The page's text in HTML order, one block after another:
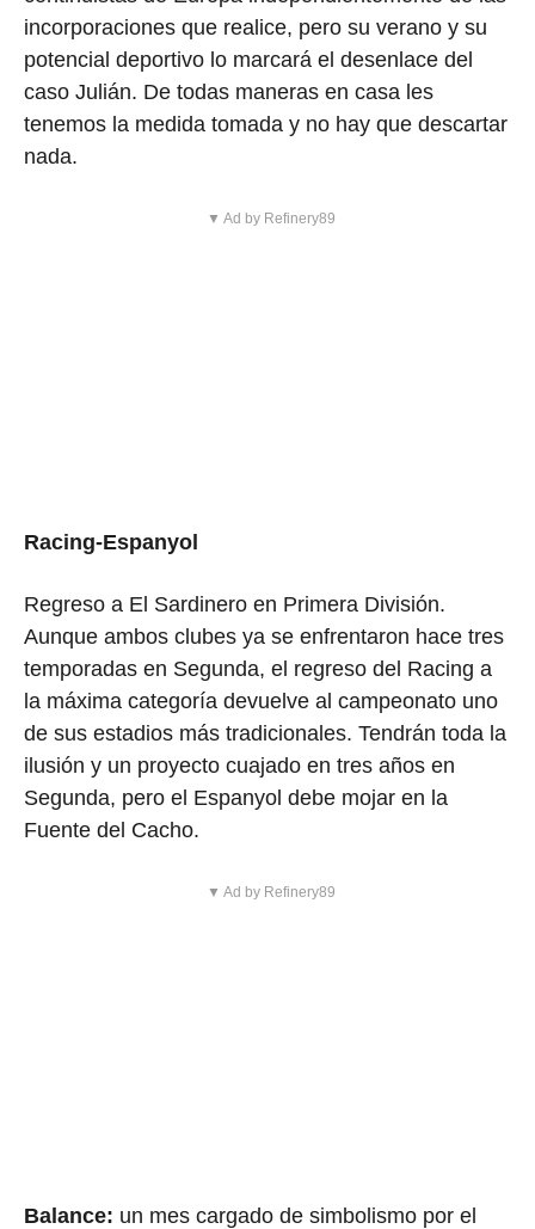
incorporaciones que realice, pero su verano y su
potencial deportivo lo marcará el desenlace del
caso Julián. De todas maneras en casa les
tenemos la medida tomada y no hay que descartar
nada.
▼ Ad by Refinery89
Racing-Espanyol
Regreso a El Sardinero en Primera División.
Aunque ambos clubes ya se enfrentaron hace tres
temporadas en Segunda, el regreso del Racing a
la máxima categoría devuelve al campeonato uno
de sus estadios más tradicionales. Tendrán toda la
ilusión y un proyecto cuajado en tres años en
Segunda, pero el Espanyol debe mojar en la
Fuente del Cacho.
▼ Ad by Refinery89
Balance: un mes cargado de simbolismo por el